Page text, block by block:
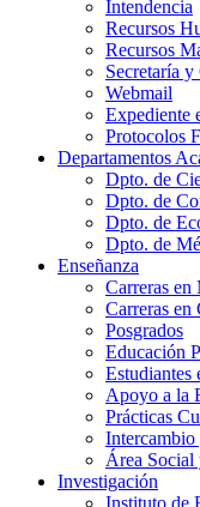
Intendencia
Recursos
Recursos
Secretaría
Webmail
Expediente
Protocolos
Departamentos
Dpto. de
Dpto. de
Dpto. de
Dpto. de
Enseñanza
Carreras
Carreras en
Posgrados
Educación
Estudiantes
Apoyo a la
Prácticas
Área Social
Investigación
Instituto de